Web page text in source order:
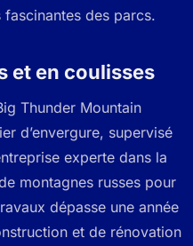
fascinantes des parcs.
et en coulisses
Thunder Mountain
d’envergure, supervisé
experte dans la
montagnes russes pour
dépasse une année
et de rénovation